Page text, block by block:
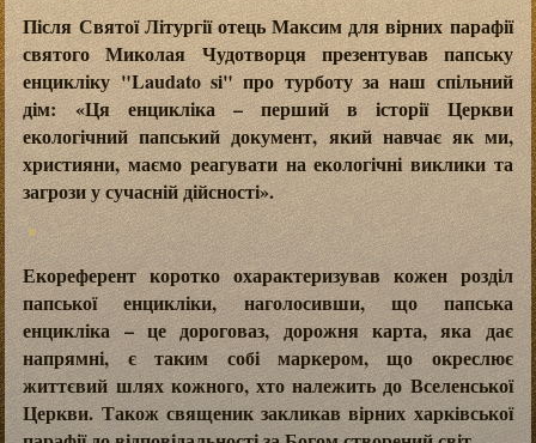
Після Святої Літургії отець Максим для вірних парафії
святого Миколая Чудотворця презентував папську
енцикліку "Laudato si" про турботу за наш спільний
дім: «Ця енцикліка – перший в історії Церкви
екологічний папський документ, який навчає як ми,
християни, маємо реагувати на екологічні виклики та
загрози у сучасній дійсності».
Екореферент коротко охарактеризував кожен розділ
папської енцикліки, наголосивши, що папська
енцикліка – це дороговаз, дорожня карта, яка дає
напрямні, є таким собі маркером, що окреслює
життєвий шлях кожного, хто належить до Вселенської
Церкви. Також священик закликав вірних харківської